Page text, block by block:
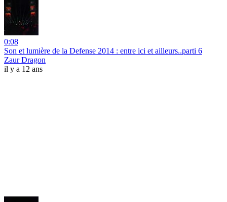
0:08
Son et lumière de la Defense 2014 : entre ici et ailleurs..parti 6
Zaur Dragon
il y a 12 ans